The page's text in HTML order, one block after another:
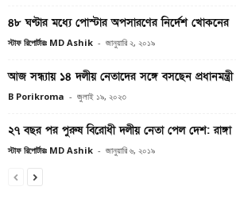
৪৮ ঘণ্টার মধ্যে পোস্টার অপসারণের নির্দেশ খোকনের
স্টাফ রিপোর্টারঃ MD Ashik - জানুয়ারি ২, ২০১৯
আজ সন্ধ্যায় ১৪ দলীয় নেতাদের সঙ্গে বসছেন প্রধানমন্ত্রী
B Porikroma - জুলাই ১৯, ২০২৩
২৭ বছর পর পুরুষ বিরোধী দলীয় নেতা পেল দেশ: রাঙ্গা
স্টাফ রিপোর্টারঃ MD Ashik - জানুয়ারি ৬, ২০১৯